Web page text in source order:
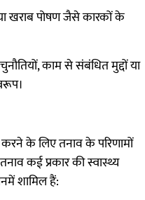
या खराब पोषण जैसे कारकों के
काम से संबंधित मुद्दों या
करने के लिए तनाव के परिणामों
कई प्रकार की स्वास्थ्य
शामिल हैं: